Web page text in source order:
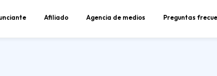
Afiliado Agencia de medios Preguntas